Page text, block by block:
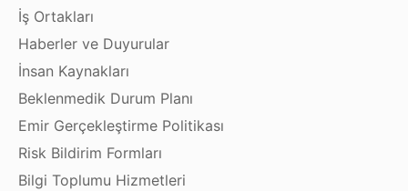
İş Ortakları
Haberler ve Duyurular
İnsan Kaynakları
Beklenmedik Durum Planı
Emir Gerçekleştirme Politikası
Risk Bildirim Formları
Bilgi Toplumu Hizmetleri